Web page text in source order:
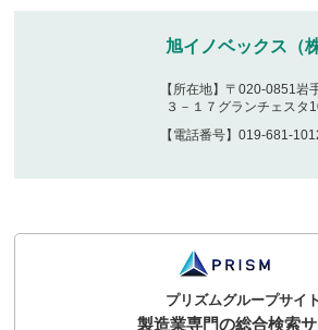
旭イノベックス（株
【所在地】〒020-0851岩
３－１７グランチェスタ
【電話番号】019-681-
プリズムグループサイト
製造業専門の総合検索サ